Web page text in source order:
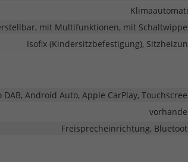
mit Multifunktionen, mit
Isofix (Kindersitzbefestigung),
Android Auto, Apple CarPlay,
Freisprecheinrichtung,